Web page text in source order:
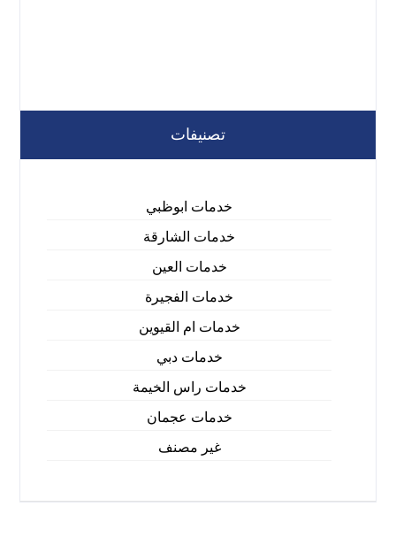
تصنيفات
خدمات ابوظبي
خدمات الشارقة
خدمات العين
خدمات الفجيرة
خدمات ام القيوين
خدمات دبي
خدمات راس الخيمة
خدمات عجمان
غير مصنف